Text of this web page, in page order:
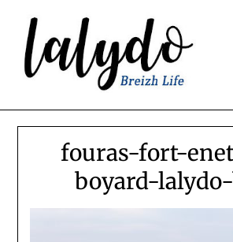
content
fouras-fort-
boyard-